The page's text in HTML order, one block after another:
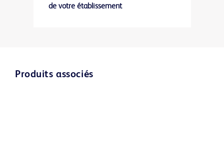
de votre établissement
Produits associés